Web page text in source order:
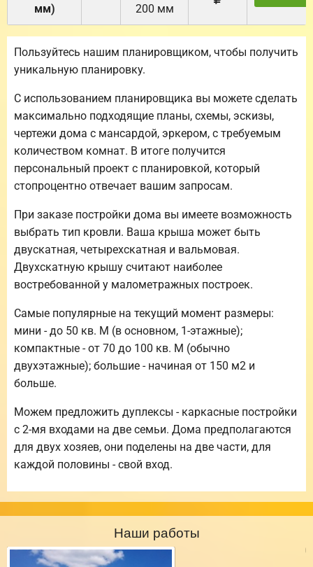
мм)
200 мм
Пользуйтесь нашим планировщиком, чтобы получить
уникальную планировку.
С использованием планировщика вы можете сделать
максимально подходящие планы, схемы, эскизы,
чертежи дома с мансардой, эркером, с требуемым
количеством комнат. В итоге получится
персональный проект с планировкой, который
стопроцентно отвечает вашим запросам.
При заказе постройки дома вы имеете возможность
выбрать тип кровли. Ваша крыша может быть
двускатная, четырехскатная и вальмовая.
Двухскатную крышу считают наиболее
востребованной у малометражных построек.
Самые популярные на текущий момент размеры:
мини - до 50 кв. М (в основном, 1-этажные);
компактные - от 70 до 100 кв. М (обычно
двухэтажные); большие - начиная от 150 м2 и
больше.
Можем предложить дуплексы - каркасные постройки
с 2-мя входами на две семьи. Дома предполагаются
для двух хозяев, они поделены на две части, для
каждой половины - свой вход.
Наши работы